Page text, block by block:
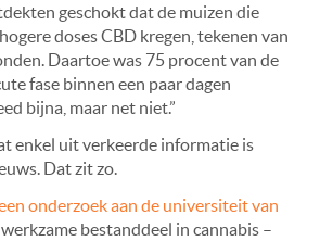
geschokt dat de muizen die
doses CBD kregen, tekenen van
Daartoe was 75 procent van de
fase binnen een paar dagen
bijna, maar net niet.”
enkel uit verkeerde informatie is
Dat zit zo.
onderzoek aan de universiteit van
bestanddeel in cannabis –